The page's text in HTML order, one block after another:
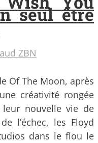
seul être
ZBN
Of The Moon, après
créativité rongée
nouvelle vie de
l’échec, les Floyd
dans le flou le